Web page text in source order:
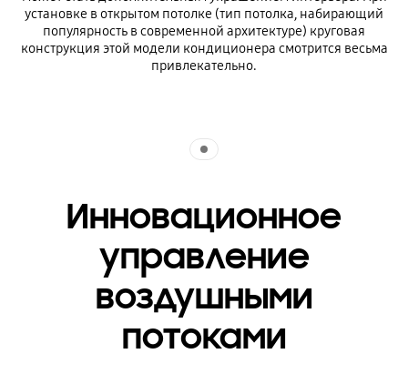
установке в открытом потолке (тип потолка, набирающий
популярность в современной архитектуре) круговая
конструкция этой модели кондиционера смотрится весьма
привлекательно.
Инновационное
управление
воздушными
потоками